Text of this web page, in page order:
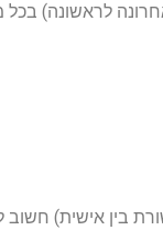
לראשונה)
בין אישית)